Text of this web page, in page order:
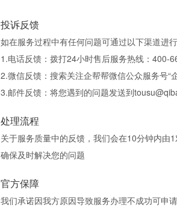
投诉反馈
如在服务过程中有任何问题可通过以下渠道进
1.电话反馈：拨打24小时售后服务热线：400-
2.微信反馈：搜索关注企帮帮微信公众服务号“
3.邮件反馈：将您遇到的问题发送到
处理流程
关于服务质量中的反馈，我们会在10分钟内由
确保及时解决您的问题
官方保障
我们承诺因我方原因导致服务办理不成功可申